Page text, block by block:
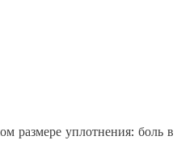
размере уплотнения: боль